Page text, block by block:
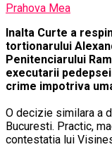
Prahova Mea
Inalta Curte a
tortionarului
Penitenciarului
executarii
crime impotriva
O decizie similara a
Bucuresti. Practic,
contestatia lui